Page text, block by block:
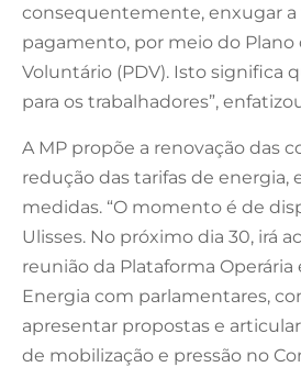
consequentemente, enxugar a
pagamento, por meio do Plano
Voluntário (PDV). Isto significa
para os trabalhadores”,
A MP propõe a renovação das
redução das tarifas de energia,
medidas. “O momento é de
Ulisses. No próximo dia 30, irá
reunião da Plataforma Operária
Energia com parlamentares,
apresentar propostas e
de mobilização e pressão no